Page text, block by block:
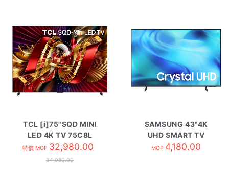
TCL [i]75"SQD MINI
LED 4K TV 75C8L
特價 MOP 32,980.00
34,980.00
SAMSUNG 43"4K
UHD SMART TV
UA43U8500HJXZK
MOP 4,180.00